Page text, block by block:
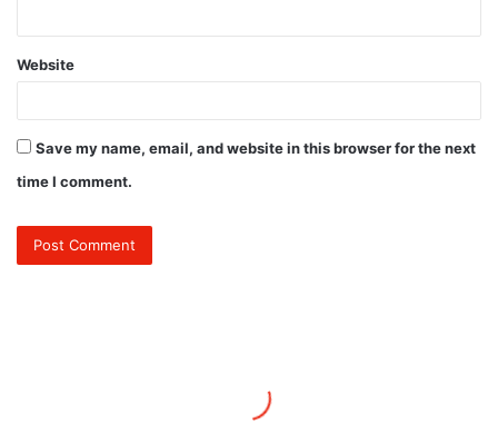
Website
Save my name, email, and website in this browser for the next
time I comment.